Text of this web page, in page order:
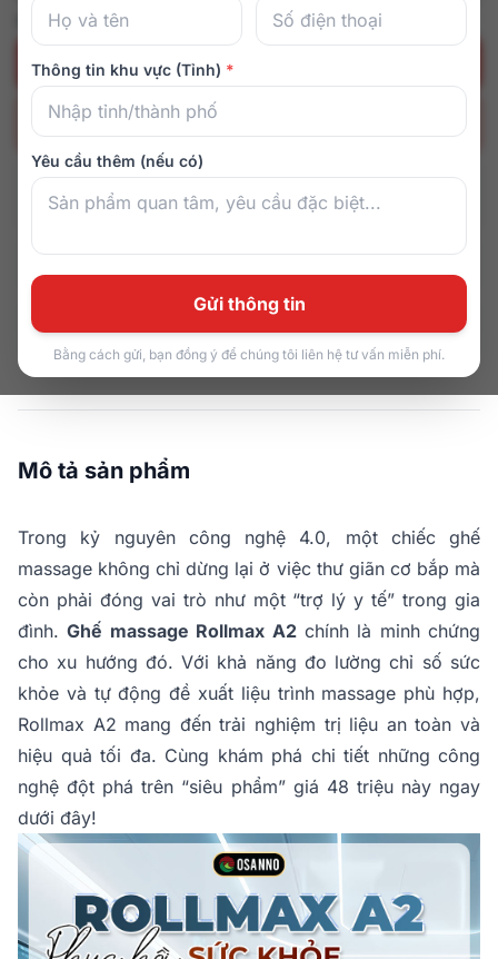
Mua ngay để nhận ưu đãi và quà tặng hấp dẫn!
Đặt hàng ngay
Nhận tư vấn ngay
082 9161 616
T2–CN: 08:00–21:00
TP.HCM, Đà Nẵng & 8+ tỉnh thành
Mô tả sản phẩm
Trong kỷ nguyên công nghệ 4.0, một chiếc ghế
massage không chỉ dừng lại ở việc thư giãn cơ bắp mà
còn phải đóng vai trò như một “trợ lý y tế” trong gia
đình.Ghế massage Rollmax A2chính là minh chứng
cho xu hướng đó. Với khả năng đo lường chỉ số sức
khỏe và tự động đề xuất liệu trình massage phù hợp,
Rollmax A2 mang đến trải nghiệm trị liệu an toàn và
hiệu quả tối đa. Cùng khám phá chi tiết những công
nghệ đột phá trên “siêu phẩm” giá 48 triệu này ngay
dưới đây!
Thông tin khu vực (Tỉnh) *
Yêu cầu thêm (nếu có)
Gửi thông tin
Bằng cách gửi, bạn đồng ý để chúng tôi liên hệ tư vấn miễn phí.